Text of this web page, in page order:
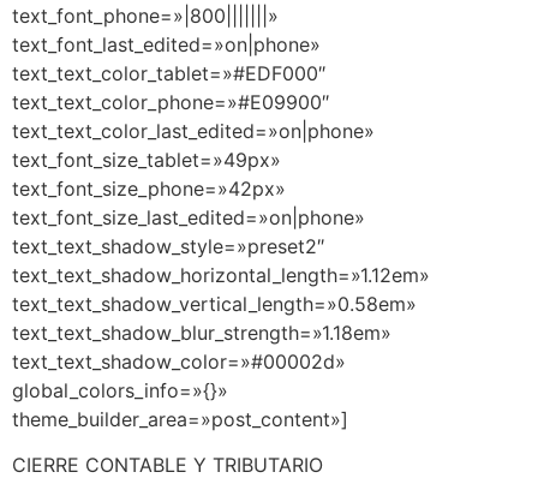
text_font_phone=»|800|||||||»
text_font_last_edited=»on|phone»
text_text_color_tablet=»#EDF000″
text_text_color_phone=»#E09900″
text_text_color_last_edited=»on|phone»
text_font_size_tablet=»49px»
text_font_size_phone=»42px»
text_font_size_last_edited=»on|phone»
text_text_shadow_style=»preset2″
text_text_shadow_horizontal_length=»1.12em»
text_text_shadow_vertical_length=»0.58em»
text_text_shadow_blur_strength=»1.18em»
text_text_shadow_color=»#00002d»
global_colors_info=»{}»
theme_builder_area=»post_content»]
CIERRE CONTABLE Y TRIBUTARIO